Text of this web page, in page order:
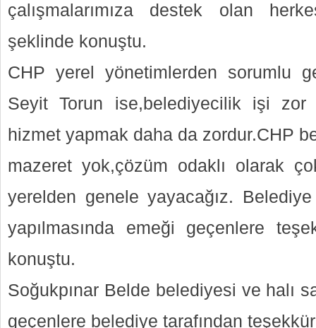
çalışmalarımıza destek olan
şeklinde konuştu.
CHP yerel yönetimlerden sorumlu
Seyit Torun ise,belediyecilik işi zor
hizmet yapmak daha da zordur.CHP
mazeret yok,çözüm odaklı olarak
yerelden genele yayacağız.
yapılmasında emeği geçenlere
konuştu.
Soğukpınar Belde belediyesi ve halı
geçenlere belediye tarafından